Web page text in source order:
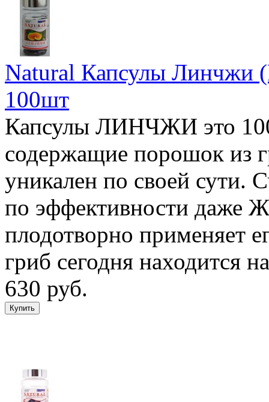
Natural Капсулы Линчжи
100шт
Капсулы ЛИНЧЖИ это
содержащие порошок из
уникален по своей сути.
по эффективности даже
плодотворно применяет
гриб сегодня находится
630 руб.